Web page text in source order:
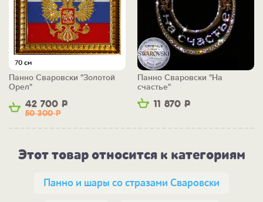
42 700 Р
50 300Р
Панно Сваровски "Золотой
Орел"
11 870 Р
Панно Сваровски "На
счастье"
Этот товар относится к категориям
Панно и шары со стразами Сваровски